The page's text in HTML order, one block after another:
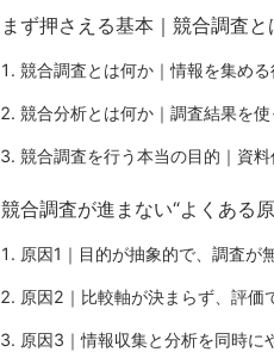
まず押さえる基本｜競合調査
競合調査とは何か｜情報を集め
競合分析とは何か｜調査結果を
競合調査を行う本当の目的｜資
競合調査が進まない“よくある
原因1｜目的が抽象的で、調査が
原因2｜比較軸が決まらず、評価
原因3｜情報収集と分析を同時に